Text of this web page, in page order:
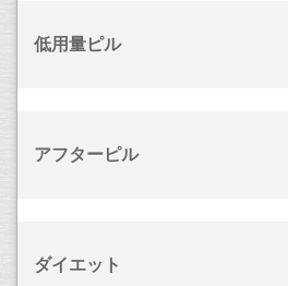
低用量ピル
アフターピル
ダイエット